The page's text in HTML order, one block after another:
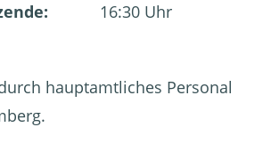
16:30 Uhr
hauptamtliches Personal